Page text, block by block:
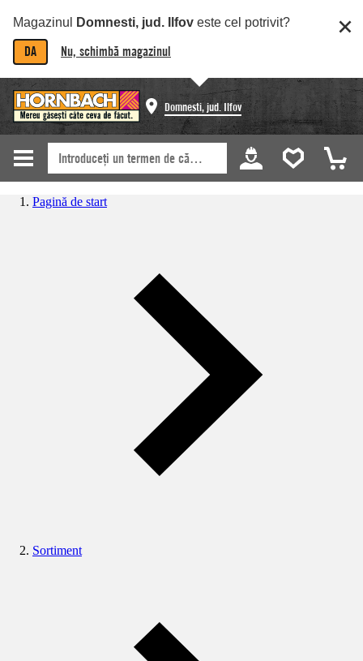
Magazinul Domnesti, jud. Ilfov este cel potrivit?
DA Nu, schimbă magazinul
Domnesti, jud. Ilfov
Pagină de start
Sortiment